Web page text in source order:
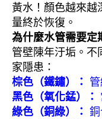
黃水！顏色越來越
量終於恢復。
為什麼水管需要定
管壁陳年汙垢。不
家隱患：
棕色（鐵鏽）：
黑色（氧化錳）：
綠色（銅綠）： 銅